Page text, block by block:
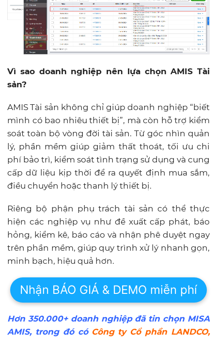
Vì sao doanh nghiệp nên lựa chọn AMIS Tài
sản?
AMIS Tài sản không chỉ giúp doanh nghiệp “biết
mình có bao nhiêu thiết bị”, mà còn hỗ trợ kiểm
soát toàn bộ vòng đời tài sản. Từ góc nhìn quản
lý, phần mềm giúp giảm thất thoát, tối ưu chi
phí bảo trì, kiểm soát tình trạng sử dụng và cung
cấp dữ liệu kịp thời để ra quyết định mua sắm,
điều chuyển hoặc thanh lý thiết bị.
Riêng bộ phận phụ trách tài sản có thể thực
hiện các nghiệp vụ như đề xuất cấp phát, báo
hỏng, kiểm kê, báo cáo và nhận phê duyệt ngay
trên phần mềm, giúp quy trình xử lý nhanh gọn,
minh bạch, hiệu quả hơn.
Nhận BÁO GIÁ & DEMO miễn phí
Hơn 350.000+ doanh nghiệp đã tin chọn MISA
AMIS, trong đó có Công ty Cổ phần LANDCO,